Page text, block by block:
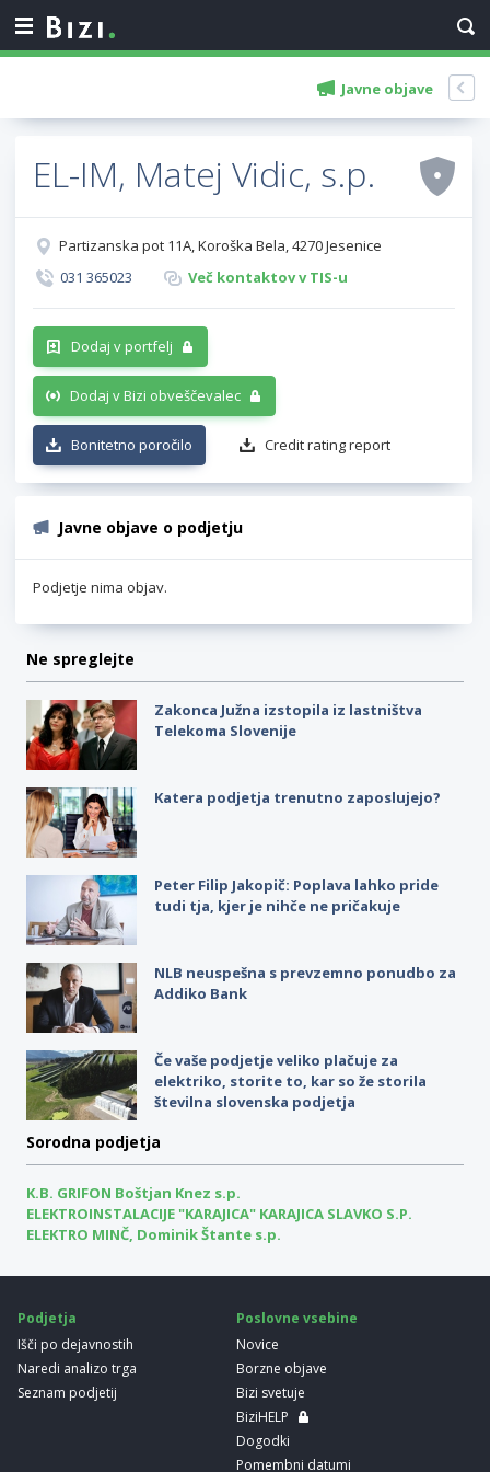
Javne objave
EL-IM, Matej Vidic, s.p.
Partizanska pot 11A, Koroška Bela, 4270 Jesenice
031 365023
Več kontaktov v TIS-u
Dodaj v portfelj
Dodaj v Bizi obveščevalec
Bonitetno poročilo Credit rating report
Javne objave o podjetju
Podjetje nima objav.
Ne spreglejte
Zakonca Južna izstopila iz lastništva
Telekoma Slovenije
Katera podjetja trenutno zaposlujejo?
Peter Filip Jakopič: Poplava lahko pride
tudi tja, kjer je nihče ne pričakuje
NLB neuspešna s prevzemno ponudbo za
Addiko Bank
Če vaše podjetje veliko plačuje za
elektriko, storite to, kar so že storila
številna slovenska podjetja
Sorodna podjetja
K.B. GRIFON Boštjan Knez s.p.
ELEKTROINSTALACIJE "KARAJICA" KARAJICA SLAVKO S.P.
ELEKTRO MINČ, Dominik Štante s.p.
Podjetja
Išči po dejavnostih
Naredi analizo trga
Seznam podjetij
Poslovne vsebine
Novice
Borzne objave
Bizi svetuje
BiziHELP
Dogodki
Pomembni datumi